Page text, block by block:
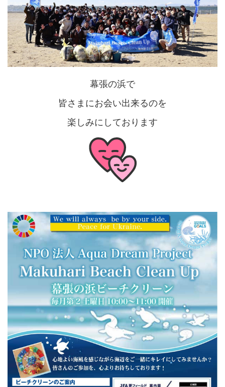
幕張の浜で
皆さまにお会い出来るのを
楽しみにしております